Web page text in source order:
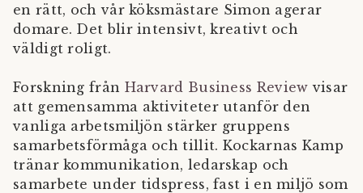
en rätt, och vår köksmästare Simon agerar
domare. Det blir intensivt, kreativt och
väldigt roligt.
Forskning från Harvard Business Review visar
att gemensamma aktiviteter utanför den
vanliga arbetsmiljön stärker gruppens
samarbetsförmåga och tillit. Kockarnas Kamp
tränar kommunikation, ledarskap och
samarbete under tidspress, fast i en miljö som